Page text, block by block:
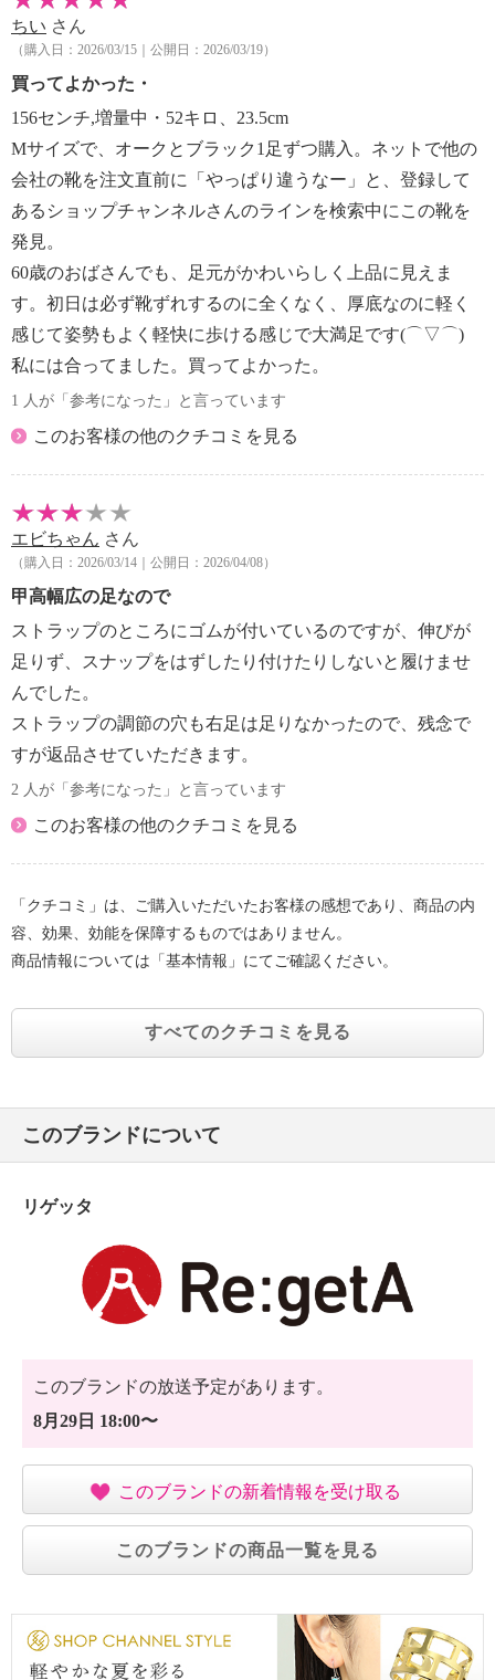
対応サイズ：２５．０ｃｍ〜２５．５ｃｍ
ちい さん
（購入日：2026/03/15｜公開日：2026/03/19）
買ってよかった・
156センチ,増量中・52キロ、23.5cm
Mサイズで、オークとブラック1足ずつ購入。ネットで他の
会社の靴を注文直前に「やっぱり違うなー」と、登録して
あるショップチャンネルさんのラインを検索中にこの靴を
発見。
60歳のおばさんでも、足元がかわいらしく上品に見えま
す。初日は必ず靴ずれするのに全くなく、厚底なのに軽く
感じて姿勢もよく軽快に歩ける感じで大満足です(⌒▽⌒)
私には合ってました。買ってよかった。
1 人が「参考になった」と言っています
このお客様の他のクチコミを見る
エビちゃん さん
（購入日：2026/03/14｜公開日：2026/04/08）
甲高幅広の足なので
ストラップのところにゴムが付いているのですが、伸びが
足りず、スナップをはずしたり付けたりしないと履けませ
んでした。
ストラップの調節の穴も右足は足りなかったので、残念で
すが返品させていただきます。
2 人が「参考になった」と言っています
このお客様の他のクチコミを見る
「クチコミ」は、ご購入いただいたお客様の感想であり、商品の内
容、効果、効能を保障するものではありません。
商品情報については「基本情報」にてご確認ください。
すべてのクチコミを見る
このブランドについて
リゲッタ
このブランドの放送予定があります。
8月29日 18:00〜
このブランドの新着情報を受け取る
このブランドの商品一覧を見る